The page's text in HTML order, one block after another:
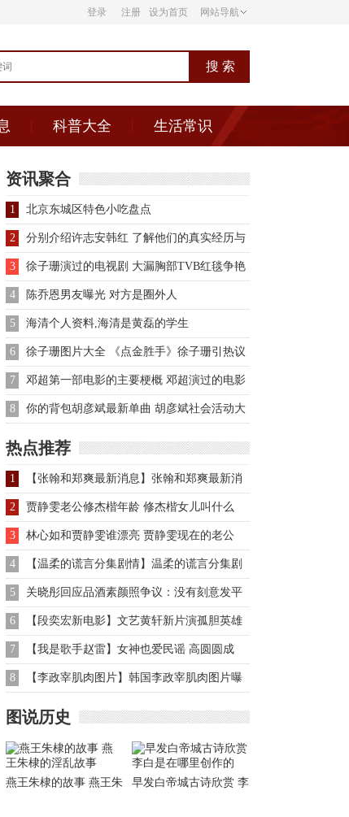
登录 注册 设为首页 网站导航
科普大全 生活常识
资讯聚合
1 北京东城区特色小吃盘点
2 分别介绍许志安韩红 了解他们的真实经历与
个人生活
3 徐子珊演过的电视剧 大漏胸部TVB红毯争艳
4 陈乔恩男友曝光 对方是圈外人
5 海清个人资料,海清是黄磊的学生
6 徐子珊图片大全 《点金胜手》徐子珊引热议
7 邓超第一部电影的主要梗概 邓超演过的电影
有哪些？
8 你的背包胡彦斌最新单曲 胡彦斌社会活动大
热点推荐
1 【张翰和郑爽最新消息】张翰和郑爽最新消
息 张翰不知郑爽近况
2 贾静雯老公修杰楷年龄 修杰楷女儿叫什么
3 林心如和贾静雯谁漂亮 贾静雯现在的老公
4 【温柔的谎言分集剧情】温柔的谎言分集剧
情介绍
5 关晓彤回应品酒素颜照争议：没有刻意发平
时也喝
6 【段奕宏新电影】文艺黄轩新片演孤胆英雄
段奕宏扮毒枭入木三分
7 【我是歌手赵雷】女神也爱民谣 高圆圆成
《歌手》赵雷迷妹
8 【李政宰肌肉图片】韩国李政宰肌肉图片曝
光 傲人腹肌尽显野性
图说历史
燕王朱棣的故事 燕王朱
早发白帝城古诗欣赏 李